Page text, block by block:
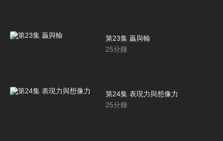
第23集 贏與輸
25分鐘
第24集 表現力與想像力
25分鐘